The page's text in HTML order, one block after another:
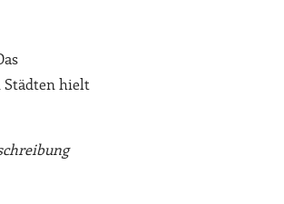
Städten hielt